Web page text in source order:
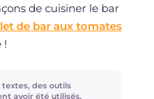
de cuisiner le bar
de bar aux tomates
!
des outils
avoir été utilisés.